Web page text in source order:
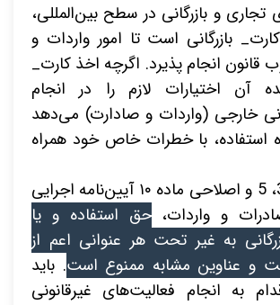
و بازرگانی در سطح بین‌المللی،
بازرگانی است تا امور واردات و
قانون انجام پذیرد. اگرچه اخذ کارت_
آن اختیارات لازم را در انجام
خارجی (واردات و صادارت) می‌دهد
استفاده، با خطرات خاص خود همراه
برابر با تبصره ۲، 3، 5 و اصلاحی ماده ۱۰ آیین‌نامه اجرایی
و واردات،حق استفاده و یا
به غیر تحت هر عنوانی اعم از
و عناوین مشابه ممنوع است. باید
به انجام فعالیت‌های غیرقانونی